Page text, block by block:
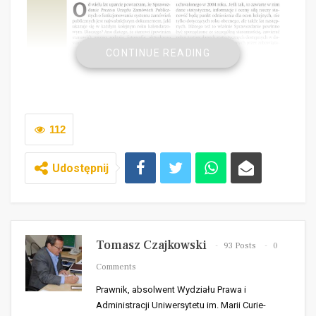
CONTINUE READING
112
Udostępnij
Tomasz Czajkowski 93 Posts
0
Comments
Prawnik, absolwent Wydziału Prawa i
Administracji Uniwersytetu im. Marii Curie-